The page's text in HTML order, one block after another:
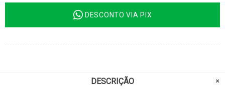
DESCONTO VIA PIX
DESCRIÇÃO